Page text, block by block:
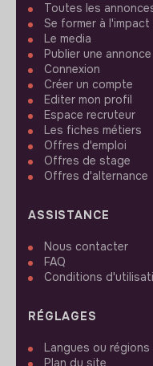
Toutes les
Se former à l'impact
Le media
Publier une annonce
Connexion
Créer un compte
Editer mon profil
Espace recruteur
Les fiches métiers
Offres d'emploi
Offres de stage
Offres d'alternance
ASSISTANCE
Nous contacter
FAQ
Conditions
RÉGLAGES
Langues ou régions
Plan du site